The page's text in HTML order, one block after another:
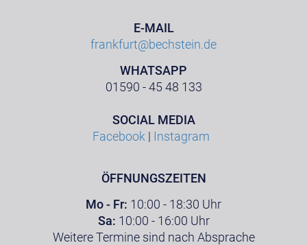
E-MAIL
frankfurt@bechstein.de
WHATSAPP
01590 - 45 48 133
SOCIAL MEDIA
Facebook | Instagram
ÖFFNUNGSZEITEN
Mo - Fr: 10:00 - 18:30 Uhr
Sa: 10:00 - 16:00 Uhr
Weitere Termine sind nach Absprache